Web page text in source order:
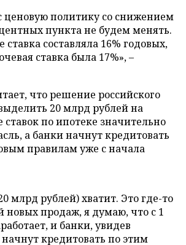
ценовую политику со снижением
пункта не будем менять.
ставка составляла 16% годовых,
ставка была 17%», –
что решение российского
20 млрд рублей на
ставок по ипотеке значительно
а банки начнут кредитовать
правилам уже с начала
млрд рублей) хватит. Это где-то
новых продаж, я думаю, что с 1
и банки, увидев
кредитовать по этим